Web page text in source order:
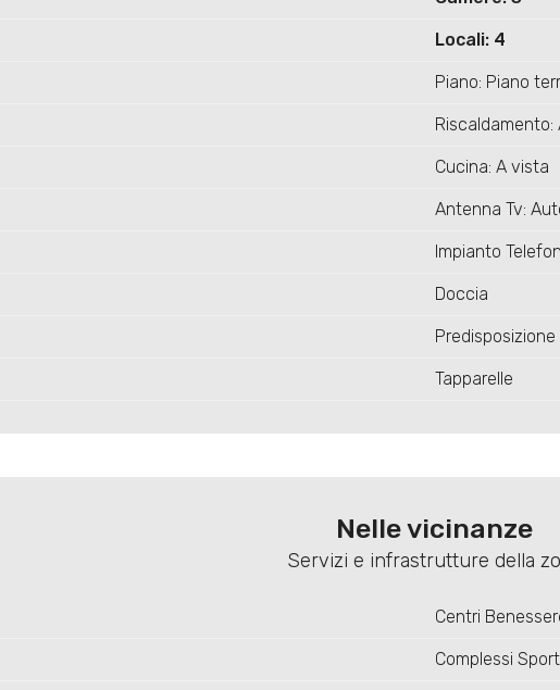
Locali: 4
Piano: Piano
Riscaldamento:
Cucina: A vista
Antenna Tv:
Impianto
Doccia
Predisposizione
Tapparelle
Nelle vicinanze
Servizi e infrastrutture della
Centri
Complessi